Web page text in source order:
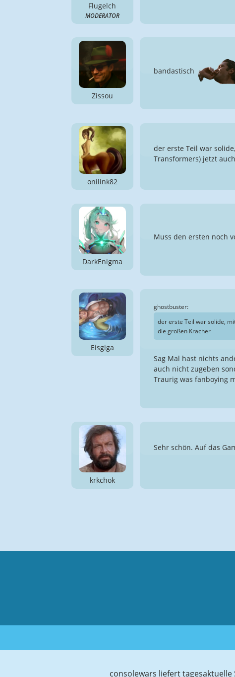
Flugelch
MODERATOR
Zissou
bandastisch
onilink82
der erste Teil war
Transformers) jetzt
DarkEnigma
Muss den ersten noch
Eisgiga
ghostbuster:
der erste Teil war solide,
die großen Kracher
Sag Mal hast nichts
auch nicht zugeben
Traurig was fanboying
krkchok
Sehr schön. Auf das
consolewars liefert